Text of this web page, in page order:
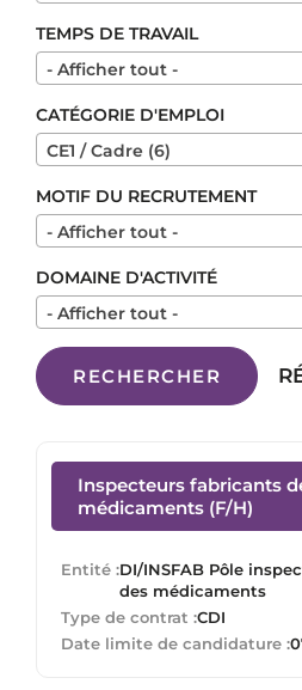
TEMPS DE TRAVAIL
- Afficher tout -
CATÉGORIE D'EMPLOI
CE1 / Cadre (6)
MOTIF DU RECRUTEMENT
- Afficher tout -
DOMAINE D'ACTIVITÉ
- Afficher tout -
RECHERCHER
Inspecteurs fabricants
médicaments (F/H)
Entité :DI/INSFAB Pôle
des médicaments
Type de contrat :CDI
Date limite de candidature :